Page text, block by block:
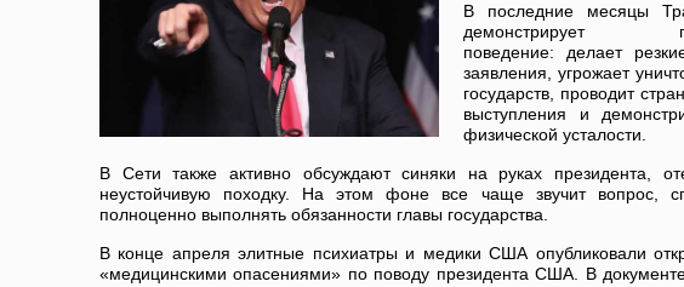
В последние месяцы
демонстрирует
поведение: делает
заявления, угрожает
государств, проводит
выступления и
физической усталости.
В Сети также активно обсуждают синяки на руках президента,
неустойчивую походку. На этом фоне все чаще звучит вопрос,
полноценно выполнять обязанности главы государства.
В конце апреля элитные психиатры и медики США опубликовали
«медицинскими опасениями» по поводу президента США. В документе